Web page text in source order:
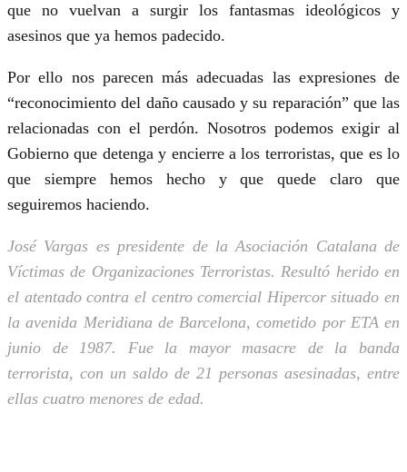
que no vuelvan a surgir los fantasmas ideológicos y
asesinos que ya hemos padecido.
Por ello nos parecen más adecuadas las expresiones de
“reconocimiento del daño causado y su reparación” que las
relacionadas con el perdón. Nosotros podemos exigir al
Gobierno que detenga y encierre a los terroristas, que es lo
que siempre hemos hecho y que quede claro que
seguiremos haciendo.
José Vargas es presidente de la Asociación Catalana de
Víctimas de Organizaciones Terroristas. Resultó herido en
el atentado contra el centro comercial Hipercor situado en
la avenida Meridiana de Barcelona, cometido por ETA en
junio de 1987. Fue la mayor masacre de la banda
terrorista, con un saldo de 21 personas asesinadas, entre
ellas cuatro menores de edad.